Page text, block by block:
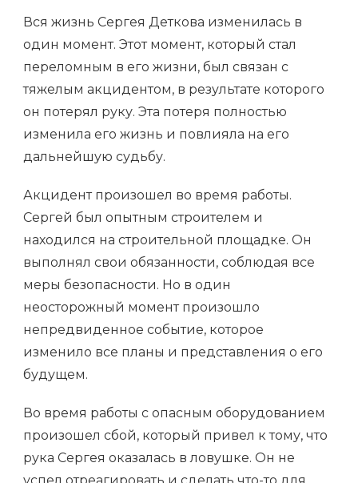
Вся жизнь Сергея Деткова изменилась в
один момент. Этот момент, который стал
переломным в его жизни, был связан с
тяжелым акцидентом, в результате которого
он потерял руку. Эта потеря полностью
изменила его жизнь и повлияла на его
дальнейшую судьбу.
Акцидент произошел во время работы.
Сергей был опытным строителем и
находился на строительной площадке. Он
выполнял свои обязанности, соблюдая все
меры безопасности. Но в один
неосторожный момент произошло
непредвиденное событие, которое
изменило все планы и представления о его
будущем.
Во время работы с опасным оборудованием
произошел сбой, который привел к тому, что
рука Сергея оказалась в ловушке. Он не